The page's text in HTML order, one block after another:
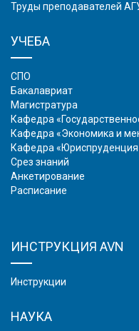
Труды преподавателей
УЧЕБА
СПО
Бакалавриат
Магистратура
Кафедра
Кафедра «Экономика и
Кафедра
Срез знаний
Анкетирование
Расписание
ИНСТРУКЦИЯ AVN
Инструкции
НАУКА